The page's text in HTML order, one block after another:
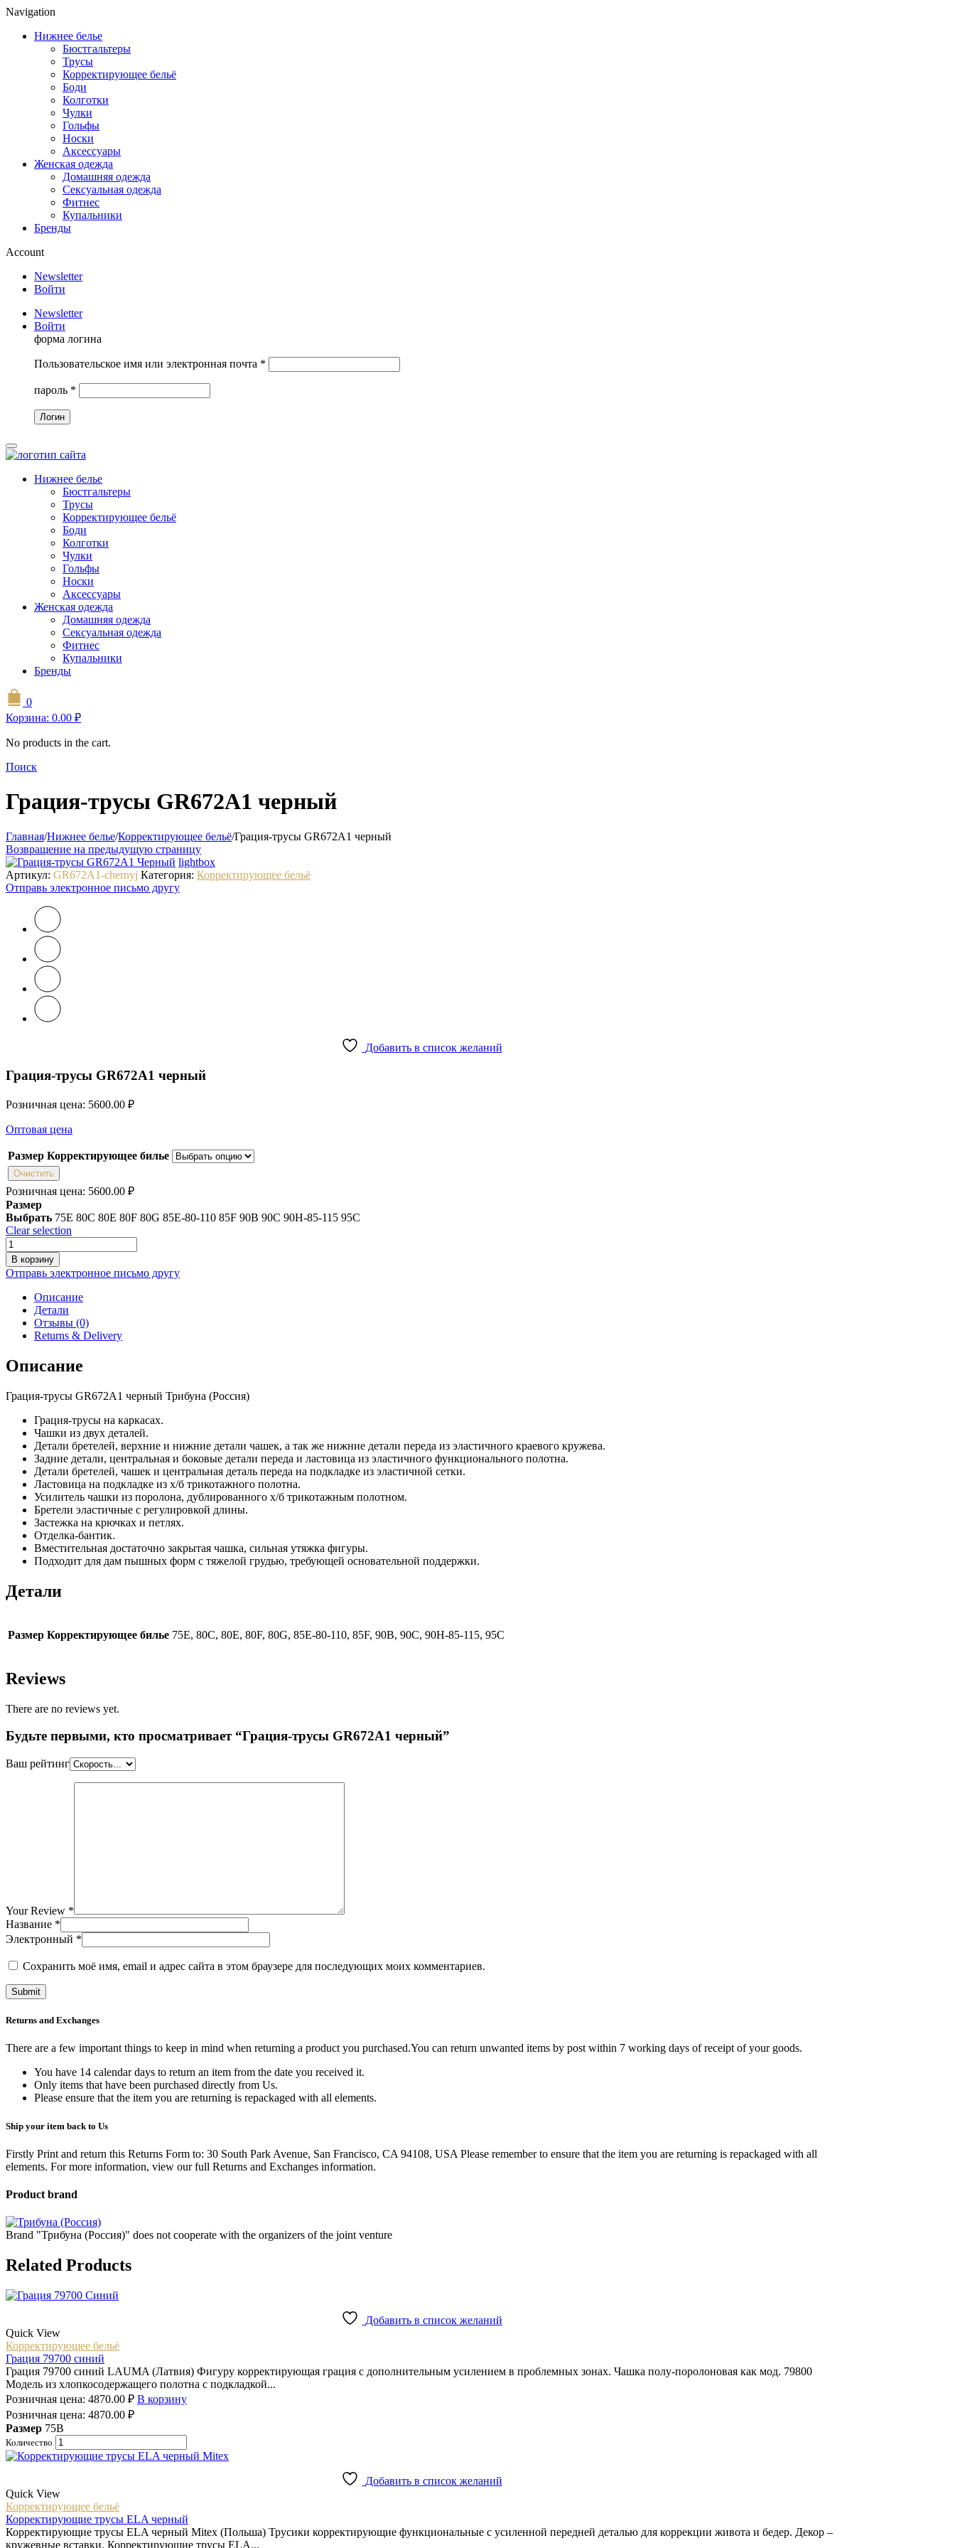
Navigation
Нижнее белье
Бюстгальтеры
Трусы
Корректирующее бельё
Боди
Колготки
Чулки
Гольфы
Носки
Аксессуары
Женская одежда
Домашняя одежда
Сексуальная одежда
Фитнес
Купальники
Бренды
Account
Newsletter
Войти
Newsletter
Войти
форма логина
Пользовательское имя или электронная почта *
пароль *
Нижнее белье
Бюстгальтеры
Трусы
Корректирующее бельё
Боди
Колготки
Чулки
Гольфы
Носки
Аксессуары
Женская одежда
Домашняя одежда
Сексуальная одежда
Фитнес
Купальники
Бренды
0
Корзина: 0.00 ₽
No products in the cart.
Поиск
Грация-трусы GR672A1 черный
Главная/Нижнее белье/Корректирующее бельё/Грация-трусы GR672A1 черный
Возвращение на предыдущую страницу
lightbox
Артикул: GR672A1-chernyj Категория: Корректирующее бельё
Отправь электронное письмо другу
Добавить в список желаний
Грация-трусы GR672A1 черный
Розничная цена: 5600.00 ₽
Оптовая цена
Размер Корректирующее билье
Очистить
Розничная цена: 5600.00 ₽
Размер
Выбрать 75E 80C 80E 80F 80G 85E-80-110 85F 90B 90C 90H-85-115 95C
Clear selection
Количество
товара
Грация-
трусы
GR672A1
черный
В корзину
Отправь электронное письмо другу
Описание
Детали
Отзывы (0)
Returns & Delivery
Описание
Грация-трусы GR672A1 черный Трибуна (Россия)
Грация-трусы на каркасах.
Чашки из двух деталей.
Детали бретелей, верхние и нижние детали чашек, а так же нижние детали переда из эластичного краевого кружева.
Задние детали, центральная и боковые детали переда и ластовица из эластичного функционального полотна.
Детали бретелей, чашек и центральная деталь переда на подкладке из эластичной сетки.
Ластовица на подкладке из х/б трикотажного полотна.
Усилитель чашки из поролона, дублированного х/б трикотажным полотном.
Бретели эластичные с регулировкой длины.
Застежка на крючках и петлях.
Отделка-бантик.
Вместительная достаточно закрытая чашка, сильная утяжка фигуры.
Подходит для дам пышных форм с тяжелой грудью, требующей основательной поддержки.
Детали
Размер Корректирующее билье 75E, 80C, 80E, 80F, 80G, 85E-80-110, 85F, 90B, 90C, 90H-85-115, 95C
Reviews
There are no reviews yet.
Будьте первыми, кто просматривает “Грация-трусы GR672A1 черный”
Ваш рейтинг
Your Review *
Название *
Электронный *
Сохранить моё имя, email и адрес сайта в этом браузере для последующих моих комментариев.
Returns and Exchanges
There are a few important things to keep in mind when returning a product you purchased.You can return unwanted items by post within 7 working days of receipt of your goods.
You have 14 calendar days to return an item from the date you received it.
Only items that have been purchased directly from Us.
Please ensure that the item you are returning is repackaged with all elements.
Ship your item back to Us
Firstly Print and return this Returns Form to: 30 South Park Avenue, San Francisco, CA 94108, USA Please remember to ensure that the item you are returning is repackaged with all
elements. For more information, view our full Returns and Exchanges information.
Product brand
Brand "Трибуна (Россия)" does not cooperate with the organizers of the joint venture
Related Products
Добавить в список желаний
Quick View
Корректирующее бельё
Грация 79700 синий
Грация 79700 синий LAUMA (Латвия) Фигуру корректирующая грация с дополнительным усилением в проблемных зонах. Чашка полу-поролоновая как мод. 79800
Модель из хлопкосодержащего полотна с подкладкой...
Розничная цена: 4870.00 ₽ В корзину
Розничная цена: 4870.00 ₽
Размер 75B
Количество
Добавить в список желаний
Quick View
Корректирующее бельё
Корректирующие трусы ELA черный
Корректирующие трусы ELA черный Mitex (Польша) Трусики корректирующие функциональные с усиленной передней деталью для коррекции живота и бедер. Декор –
кружевные вставки. Корректирующие трусы ELA...